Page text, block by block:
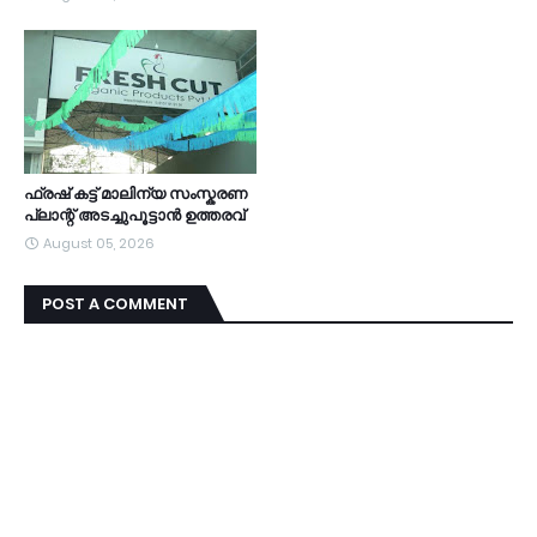
ഫ്രഷ് കട്ട് മാലിന്യ സംസ്കരണ
പ്ലാന്റ് അടച്ചുപൂട്ടാൻ ഉത്തരവ്
August 05, 2026
POST A COMMENT